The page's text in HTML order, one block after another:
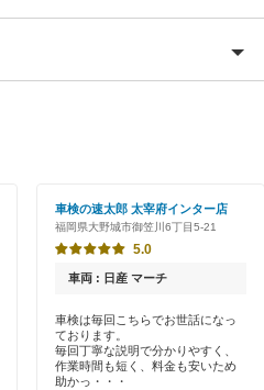
車検の速太郎 太宰府インター店
福岡県大野城市御笠川6丁目5-21
5.0
車両 : 日産 マーチ
車検は毎回こちらでお世話になっ
ております。
毎回丁寧な説明で分かりやすく、
作業時間も短く、料金も安いため
助かっ・・・